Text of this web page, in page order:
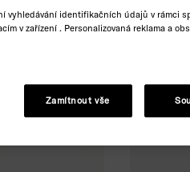
vyhledávání identifikačních údajů v rámci
v zařízení . Personalizovaná reklama a
Zamítnout vše